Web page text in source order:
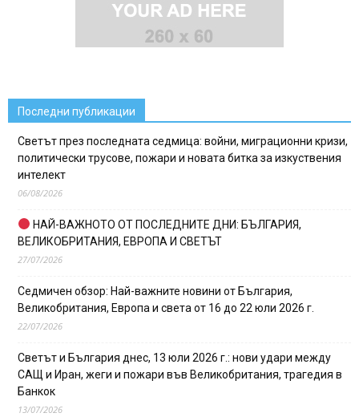
Последни публикации
Светът през последната седмица: войни, миграционни кризи,
политически трусове, пожари и новата битка за изкуствения
интелект
06/08/2026
НАЙ-ВАЖНОТО ОТ ПОСЛЕДНИТЕ ДНИ: БЪЛГАРИЯ,
ВЕЛИКОБРИТАНИЯ, ЕВРОПА И СВЕТЪТ
27/07/2026
Седмичен обзор: Най-важните новини от България,
Великобритания, Европа и света от 16 до 22 юли 2026 г.
22/07/2026
Светът и България днес, 13 юли 2026 г.: нови удари между
САЩ и Иран, жеги и пожари във Великобритания, трагедия в
Банкок
13/07/2026